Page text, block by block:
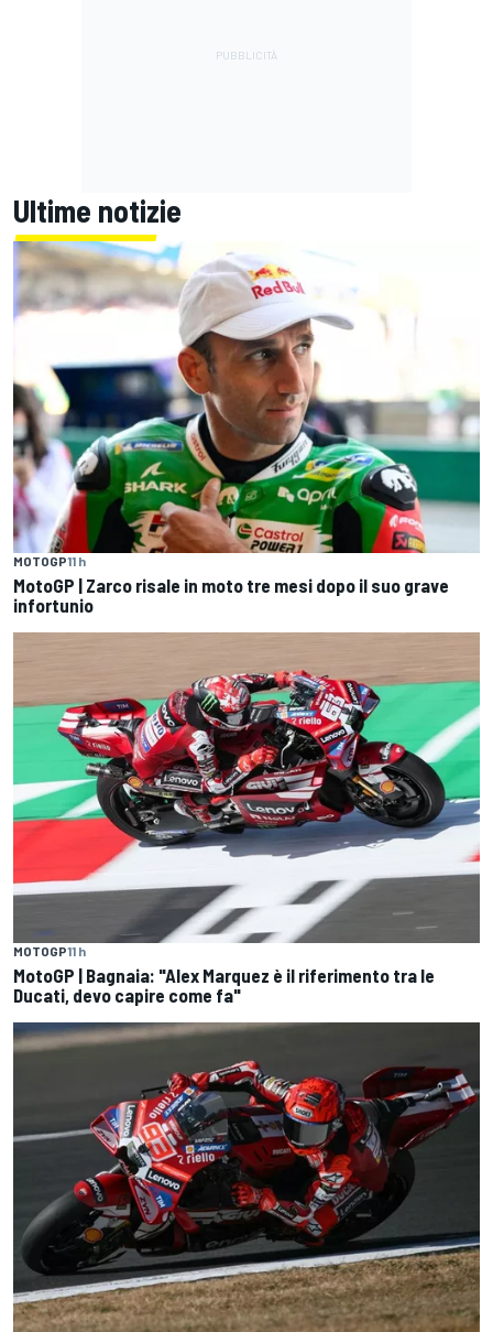
Ultime notizie
MOTOGP11 h
MotoGP | Zarco risale in moto tre mesi dopo il suo grave
infortunio
MOTOGP11 h
MotoGP | Bagnaia: "Alex Marquez è il riferimento tra le
Ducati, devo capire come fa"